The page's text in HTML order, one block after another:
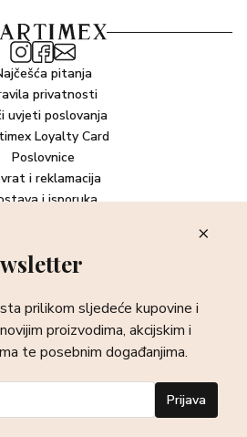
pitanja
privatnosti
uvjeti poslovanja
Loyalty Card
Poslovnice
i reklamacija
i isporuka
akcijskim i ekskluzivnim
Prijava
prilikom sljedeće kupovine i
proizvodima, akcijskim i
te posebnim događanjima.
Prijava